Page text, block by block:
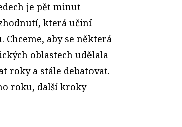
je pět minut
která učiní
aby se některá
oblastech udělala
roky a stále debatovat.
roku, další kroky